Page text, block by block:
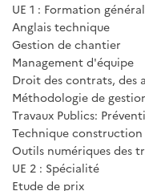
UE 1 : Formation
Anglais technique
Gestion de chantier
Management d'équipe
Droit des contrats, des
Méthodologie de
Travaux Publics:
Technique construction
Outils numériques des
UE 2 : Spécialité
Etude de prix